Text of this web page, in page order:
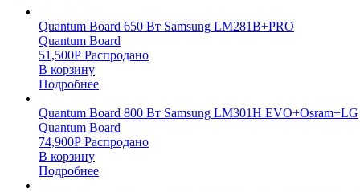
Quantum Board 650 Вт Samsung LM281B+PRO
Quantum Board
51,500Р Распродано
В корзину
Подробнее
Quantum Board 800 Вт Samsung LM301H EVO+Osram+LG
Quantum Board
74,900Р Распродано
В корзину
Подробнее